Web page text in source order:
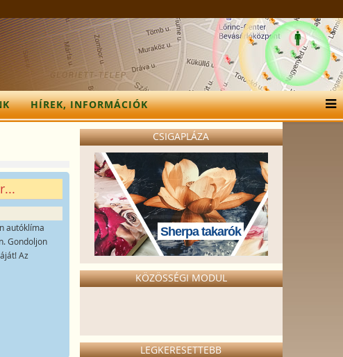
HÍREK, INFORMÁCIÓK
autóklíma
Gondoljon
Az
CSIGAPLÁZA
Sherpa takarók
KÖZÖSSÉGI MODUL
LEGKERESETTEBB